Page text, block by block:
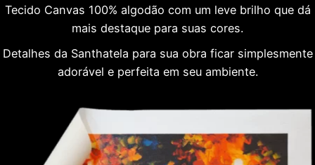
Tecido Canvas 100% algodão com um leve brilho que dá
mais destaque para suas cores.
Detalhes da Santhatela para sua obra ficar simplesmente
adorável e perfeita em seu ambiente.